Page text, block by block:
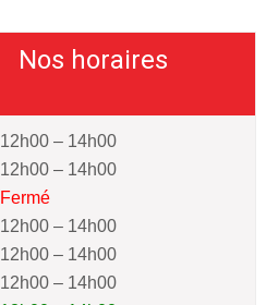
Nos horaires
12h00 – 14h00
12h00 – 14h00
Fermé
12h00 – 14h00
12h00 – 14h00
12h00 – 14h00